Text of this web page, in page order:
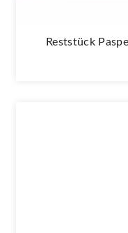
Reststück